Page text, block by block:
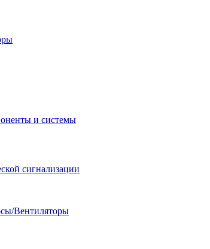
и системы
сигнализации
Вентиляторы